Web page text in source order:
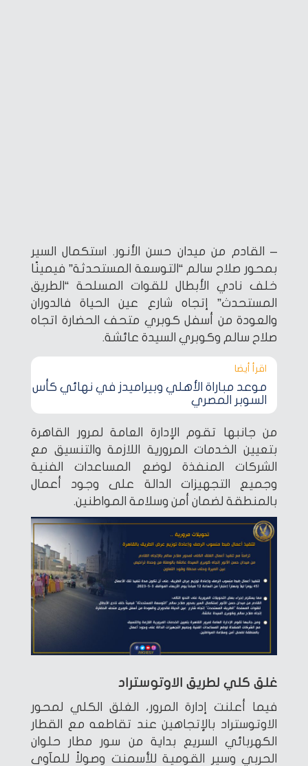
– القادم من ميدان حسن الأنور. استكمال السير
بمحور صلاح سالم “التوسعة المستحدثة” فيمينًا
خلف نادي الأبطال للقوات المسلحة “الطريق
المستحدث” إتجاه شارع عين الحياة فالدوران
والعودة من أسفل كوبري متحف الحضارة اتجاه
صلاح سالم وكوبري السيدة عائشة.
اقرأ أيضا‎
موعد مباراة الأهلي وبيراميدز في نهائي كأس
السوبر المصري
من جانبها تقوم الإدارة العامة لمرور القاهرة
بتعيين الخدمات المرورية اللازمة والتنسيق مع
الشركات المنفذة لوضع المساعدات الفنية
وجميع التجهيزات الدالة على وجود أعمال
بالمنطقة لضمان أمن وسلامة المواطنين.
غلق كلي لطريق الاوتوستراد
فيما أعلنت إدارة المرور، الغلق الكلي لمحور
الاوتوستراد بالإتجاهين عند تقاطعه مع القطار
الكهربائي السريع بداية من سور مطار حلوان
الحربي وسير القومية للأسمنت وصولاً للمآوى